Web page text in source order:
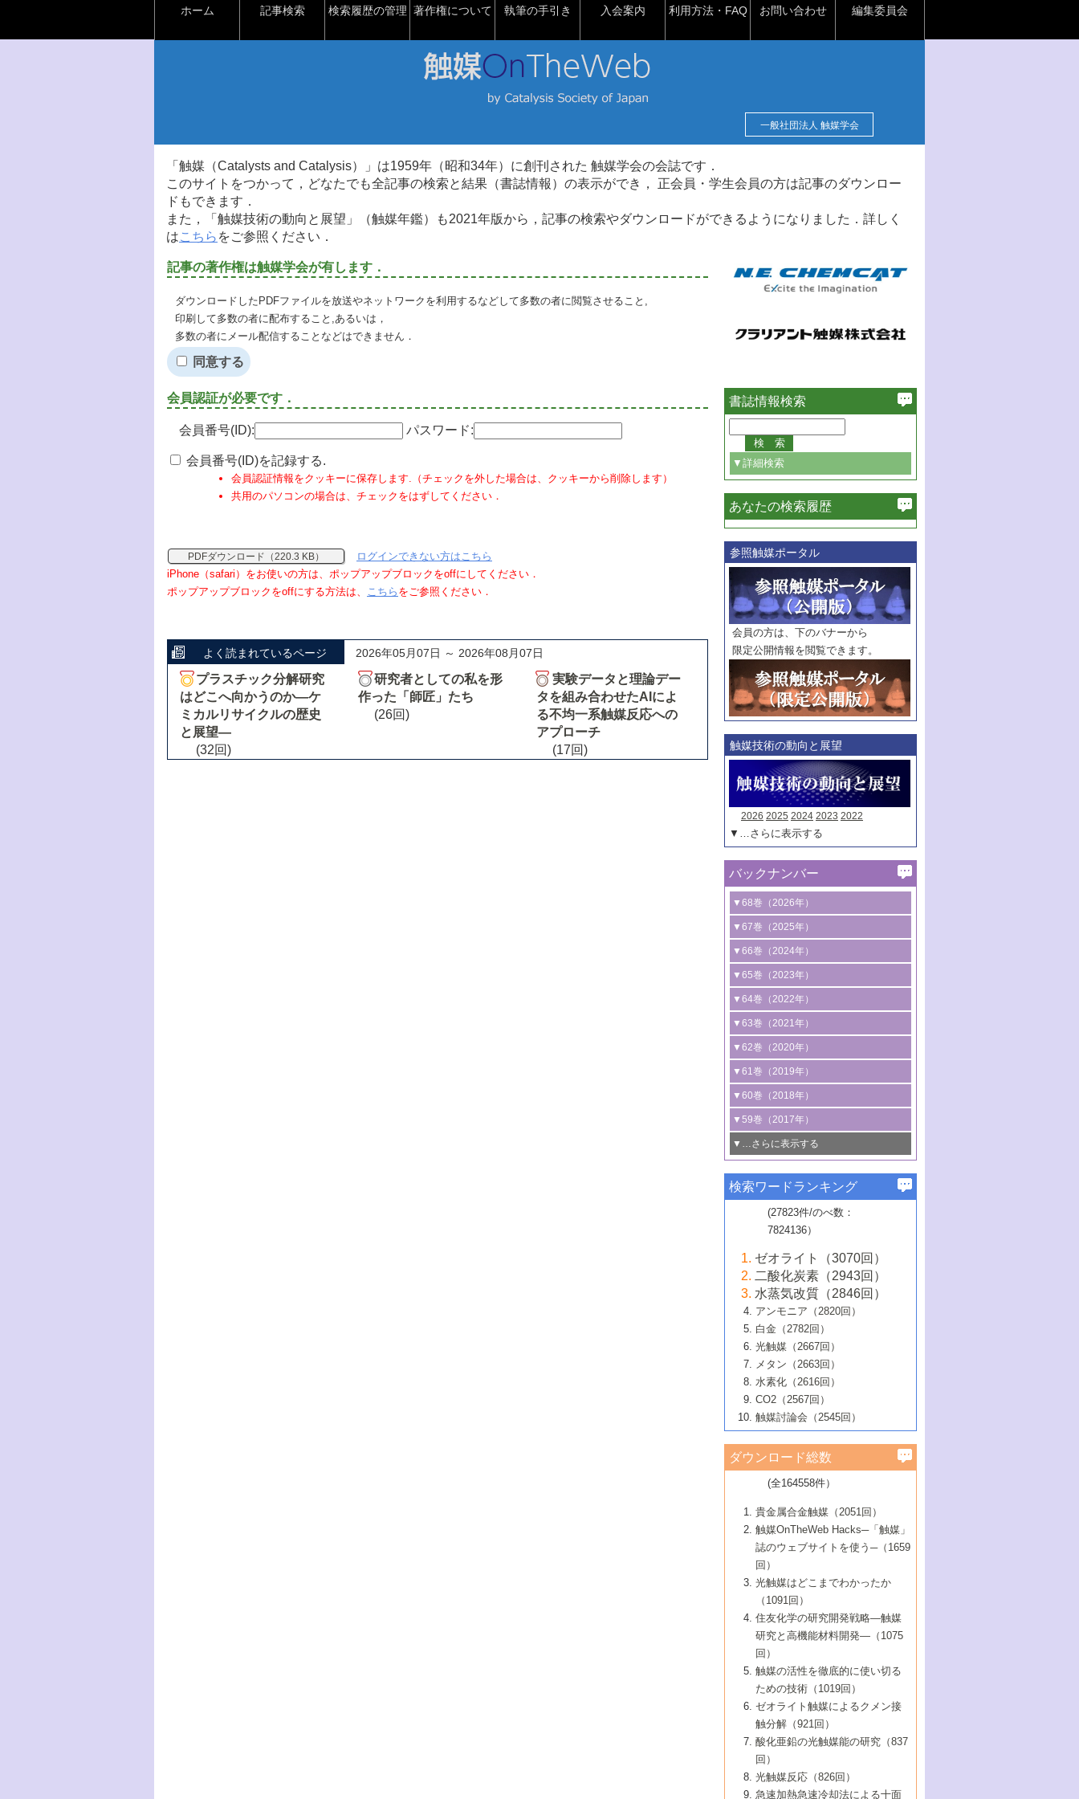
ホーム 記事検索 検索履歴の管理 著作権について 執筆の手引き 入会案内 利用方法・FAQ お問い合わせ 編集委員会
一般社団法人 触媒学会
「触媒（Catalysts and Catalysis）」は1959年（昭和34年）に創刊された 触媒学会の会誌です．
このサイトをつかって，どなたでも全記事の検索と結果（書誌情報）の表示ができ， 正会員・学生会員の方は記事のダウンロー
ドもできます．
また，「触媒技術の動向と展望」（触媒年鑑）も2021年版から，記事の検索やダウンロードができるようになりました．詳しく
はこちら をご参照ください．
記事の著作権は触媒学会が有します．
ダウンロードしたPDFファイルを放送やネットワークを利用するなどして多数の者に閲覧させること,
印刷して多数の者に配布すること,あるいは，
多数の者にメール配信することなどはできません．
同意する
会員認証が必要です．
会員番号(ID): パスワード:
会員番号(ID)を記録する.
会員認証情報をクッキーに保存します.（チェックを外した場合は、クッキーから削除します）
共用のパソコンの場合は、チェックをはずしてください．
PDFダウンロード（220.3 KB）
ログインできない方はこちら
iPhone（safari）をお使いの方は、ポップアップブロックをoffにしてください．
ポップアップブロックをoffにする方法は、 こちら をご参照ください．
よく読まれているページ 2026年05月07日 ～ 2026年08月07日
プラスチック分解研究
はどこへ向かうのか―ケ
ミカルリサイクルの歴史
と展望―
(32回)
研究者としての私を形
作った「師匠」たち
(26回)
実験データと理論デー
タを組み合わせたAIによ
る不均一系触媒反応への
アプローチ
(17回)
書誌情報検索
▼詳細検索
必ず含む
巻・号指定
巻
号
範囲指定
巻
号～
巻
号
触媒年鑑
年度
記事種別
マーク：
マークあり
あなたの検索履歴
参照触媒ポータル
会員の方は、下のバナーから
限定公開情報を閲覧できます。
触媒技術の動向と展望
2026 2025 2024 2023 2022
▼…さらに表示する
バックナンバー
▼68巻（2026年）
1号 過酸化水素合成に関する研究動向
2号 コンピューター技術により加速する
触媒開発
3号 有機分子変換やCO 資源化のための
光触媒に関する最近の研究
B号 第137回触媒討論会（2026年）
▼67巻（2025年）
1号 CO
水素化によるグリーン燃料/グリ
ーンケミカル製造
2号 水素製造のための水分解技術に関す
る最近の研究
3号 オレフィン系樹脂の精密合成に関す
る最新技術
4号 アルコール類の効率的変換を実現す
る非貴金属触媒の研究動向
5号 ゼオライトの合成と応用における研
究動向
6号 ヘテロ接合界面
B号 第135回触媒討論会（2025年）
▼66巻（2024年）
1号 低次元ナノ構造を有する触媒材料
2号 規制反応場を活用した固体触媒研究
の新展開
3号 未踏分子変換を目指した酸化触媒プ
ロセスの最前線
4号 シンクロトロン放射光および中性子
線を利用した触媒解析技術の最先端
5号 単原子触媒
6号 参照触媒委員会からのお知らせ
B号 第133回触媒討論会（2023年）
▼65巻（2023年）
1号 炭素が関わる触媒機能
2号 プラスチックケミカルリサイクルの
ための触媒技術
3号 非酸化物系金属化合物を基盤とした
触媒材料の開発
4号 格子酸素・格子酸素欠陥を利用した
触媒反応
5号 生体触媒によるエネルギー変換反応
6号 窒素とリンの循環のための触媒・機
能性材料
▼64巻（2022年）
1号 合成ガス製造とCOを用いるケミカル
ズ合成の最新動向
2号 化学品合成のための合金触媒開発
3号 CO の排出削減および有効活用のた
めの触媒技術
4号 若手による情報発信企画～とびたて
若き触媒の研究者たち～（1）
若き触媒の研究者たち～（2）
6号 石油のノーブル・ユースを志向した
触媒技術
大学：オンライン・対面開催）
▼63巻（2021年）
1号 金触媒の新展開
2号 ペロブスカイト
3号 特殊反応場を利用した触媒的分子変
換反応
4号 多孔質材料を用いた触媒の新展開
5号 情報学的手法を用いた触媒開発
6号 カーボンニュートラルに向けた電解
技術
B号 第127回触媒討論会（2021年・オン
ライン開催(Zoom)のみ）
▼62巻（2020年）
1号 触媒設計を拓く欠陥構造のキャラク
タリゼーション
2号 機能化学品製造に資するクリーンな
触媒的酸化反応
3号 水処理のための触媒化学
4号 光触媒を用いた水分解の最新の研究
動向
5号 次世代の触媒プロセスを支えるマイ
6号 メタン転換技術の最新動向
B号 第125回触媒討論会（2020年・工学
院大学）
▼61巻（2019年）
1号 物質移動制御に着目した触媒プロセ
ス開発
2号 CO2 フリー水素サプライチェーンに
関わる触媒開発動向
3号 精密高分子合成に関する最近の研究
動向
4号 バイオマス化成品製造のための触媒
5号 固体触媒による含窒素有機化合物変
換の最前線
6号 貴金属使用量低減に向けた自動車排
ガス浄化触媒の開発
B号 第123回触媒討論会（2019年・大阪
▼60巻（2018年）
1号 固体酸触媒の最新の研究動向
2号 二酸化炭素からの有用化学品合成
3号 ナノ粒子・クラスター触媒の最前線
4号 60周年記念企画
5号 進化するゼオライト合成技術
6号 非貴金属系触媒における電気化学的
B号 第121回触媒討論会（2018年・東京
大学）
▼59巻（2017年）
1号 いたるところに，触媒
最先端技術
3号 無機分離膜材料の開発と触媒反応プ
ロセスへの適用
5号 水素のふるまいを解き明かす最先端
研究
6号 低級アルカンの有効利用のための触
媒技術
B号 第119回触媒討論会（2017年・首都
大学東京）
▼…さらに表示する
1号 ユニークな構造の高分子を生み出す触
2号 リグニンからの化成品製造に向けた触
媒技術
3号 触媒研究の最先端～とびたて若き研究
者たち～（1）
4号 触媒研究の最先端～とびたて若き研究
者たち～（2）
5号 触媒研究の最先端～とびたて若き研究
者たち～（3）
6号 イオニクス材料と燃料電池・電解合成
の最新の研究動向
B号 第117回触媒討論会（2016年・大阪府
立大学）
▼57巻（2015年）
1号 水素キャリアにかかわる触媒技術の新
2号 石油精製用触媒の最近の進展
3号 固体酸化物形燃料電池（SOFC）におけ
るアノード触媒上での燃料直接改質技術
4号 コアシェル構造の制御による触媒機能
5号 工業触媒およびその周辺技術の最近の
進歩
6号 ナノシート
B号 第115回触媒討論会（2015年・成蹊大
▼56巻（2014年）
2号 光触媒反応機構に関する最新の研究動
向
開発動向
4号 人工光合成に向けた近年のアプローチ
5号 未利用熱エネルギーの有効活用に貢献
する触媒技術
6号 ポリオキソメタレート
B号 第113回触媒討論会（2014年・ロワジ
ールホテル豊橋）
1号 高耐久性燃料電池システム用触媒にお
ける新展開
2号 リビングラジカル重合の最近の動向
3号 天然ガスの化学工業的展開に関する触
媒技術
4号 貴金属触媒の精密構造制御とその活用
5号 バイオマス化成品製造のための固体触
6号 ナノ空間─吸着状態解析から新機能開拓
B号 第111回触媒討論会（2013年・関西大
▼54巻（2012年）
1号 規則性多孔体の利用技術における最近
の進歩
2号 第109回触媒討論会
3号 貴金属低減技術の最新動向
4号 貴金属代替技術の最新動向
5号 光触媒による物質変換反応の新展開
6号 グラフェン
7号 水素を利用する化成品合成の新潮流
▼53巻（2011年）
1号 金属学から見る合金触媒の新展開
2号 第107回触媒討論会
3号 触媒のその場観察法の進歩（１）
4号 触媒のその場観察法の進歩（２）
5号 不活性結合の触媒的活性化による有機
合成
6号 新しい固体酸触媒技術
7号 ゼオライト合成における最近の進歩
▼52巻（2010年）
1号 触媒の劣化対策と長寿命触媒開発
2号 第105回触媒討論会
3号 ナノ構造が拓く新機能
4号 活性サイトおよびその環境の精密な設
計による触媒の高機能化
5号 触媒を有効に使うための技術
7号 有機分子触媒による精密有機合成
8号 高機能化ポリオレフィンに向けた重合
触媒の最近の進展
1号 炭素材料－熱い注目を集める材料－
2号 第103回触媒討論会
3号 環境浄化用光触媒の現状と課題
4号 水素社会の実現に向けた水素製造・貯
蔵技術の進歩
5号 CO2が関わる触媒・材料
7号 持続可能社会実現のための触媒および
触媒関連技術
▼50巻（2008年）
1号 触媒化学と学会のこの10年，半世紀，
そして未来
2号 第101回触媒討論会
4号 錯体を利用したユニークな表面構造の
構築と機能
5号 若手会員による触媒研究の未来展望1：
企業編
6号 第102回触媒討論会
7号 触媒・化学反応における計算化学の進
8号 若手研究者による触媒研究の未来展望
2：大学・研究所編
▼49巻（2007年）
1号 含フッ素化合物の合成と触媒
2号 第99回触媒討論会
3号 実用的ファインケミカル合成プロセス
を実現する触媒
5号 こんな物質，あんな物質―新たな触媒
の可能性―
7号 『結晶の化学』を活かした触媒研究
8号 イオン液体の応用
▼48巻（2006年）
1号 固体酸触媒の最近の進歩
2号 第97回触媒討論会
3号 リビング重合触媒の最近の展開
5号 水素製造・貯蔵のための触媒技術の新
しい展開
6号 第98回触媒討論会
7号 基礎化学品製造の触媒技術
8号 多機能型リアクター
1号 最近の触媒担体とその効果
2号 第95回触媒討論会
4号 水分解用光触媒材料
5号 時間分解分光の進歩と応用
6号 第96回触媒討論会
8号 超臨界流体を用いた化学プロセスの新
▼46巻（2004年）
1号 部分酸化反応触媒の最前線
2号 第93回触媒討論会
3号 特殊エネルギー場の触媒反応
4号 生体内における金属の触媒作用
5号 ファインケミカルズの展開に寄与する
6号 第94回触媒討論会
7号 サブナノレベルでみた新しい表面現象
8号 オレフィン重合触媒の新たな展
▼45巻（2003年）
1号 なぜこの触媒が良いのか？
2号 第91回触媒討論会
3号 最近の自動車排ガス処理技術
4号 触媒研究の現状と将来─第90回触媒討論
5号 基礎化学品製造の触媒技術
6号 第92回触媒討論会
7号 基礎化学品製造の触媒技術
8号 資源の循環と触媒技術
▼44巻（2002年）
1号 高次制御された触媒の化学
2号 第89回触媒討論会
3号 触媒を利用した電気化学の新展開
4号 ナノ材料の調製と機能化
5号 こんな触媒が欲しい
6号 第90回触媒討論会
7号 触媒研究と学術雑誌/情報
8号 若い世代からみた触媒化学の現状と未
▼43巻（2001年）
1号 グリーンケミストリーと触媒
2号 第87回触媒討論会特集号
3号 生体触媒とバイオプロセス
4号 水素製造・利用の触媒化学
5号 触媒研究における新しい切り口：コン
ビナトリアルケミストリー
6号 第88回触媒討論会特集号
7号 企業における触媒研究のブレークスル
8号 この材料を触媒として使ってみません
▼42巻（2000年）
1号 触媒反応工学の明日を拓く
2号 第85回触媒討論会
3号 反応ダイナミクス
5号 触媒のおもしろさをどのように伝える
6号 第86回触媒討論会
7号 水素化精製触媒の新しい展開
8号 新しい反応性と機能性を目指した金属
クラスタ-化学
▼41巻（1999年）
1号 孔、穴、あな?-特異な空間とその利用-
2号 第83回触媒討論会
3号 均一系触媒反応最前線
4号 実用炭素材料の新展開
5号 研究の方法論を考える
7号 機能性金属材料と触媒
8号 触媒研究へのNMRの応用と展望
▼40巻（1998年）
進展と21世紀への提言/創立40周年記念・触
媒学会この10年の歩みとこれから/創立40周
2号 第81回触媒討論会
3号 計算機触媒化学へのさそい
4号 触媒劣化の制御と予測
5号 最新の実用プロセスと触媒
6号 第82回触媒討論会
1号 均一系と不均一系触媒反応-その特徴と
接点
2号 第79回触媒討論会
3号 最新NO除去触媒の実用化研究
4号 新しい反応場を目指した触媒調製
5号 反応・分離技術の新しい展開
6号 第80回触媒討論会
▼38巻（1996年）
1号 触媒の構造と触媒作用/C1化学を中心と
する21世紀への触媒
3号 オリンピックメダル:金・銀・銅はどん
な触媒作用を示すか
4号 触媒作用における機能の複合化
▼37巻（1995年）
1号 ファインケミカルズと固体触媒
2号 第75回触媒討論会
3号 希土類を利用した触媒
4号 触媒とリサイクル
5号 エネルギー変換触媒
▼36巻（1994年）
1号 電気化学と触媒
2号 第73回触媒討論会
3号 C4化学の展開
4号 《通常号》
▼35巻（1993年）
1号 工業触媒開発マニュアル―探索から工
業化まで
2号 第71回触媒討論会
▼34巻（1992年）
1号 インパクトを与えたこの研究
2号 第69回触媒討論会
▼33巻（1991年）
1号 触媒プロセス開発マニュアル―探索か
▼32巻（1990年）
検索ワードランキング
(27823件/のべ数：
7824136）
ゼオライト（3070回）
二酸化炭素（2943回）
水蒸気改質（2846回）
アンモニア（2820回）
白金（2782回）
光触媒（2667回）
メタン（2663回）
水素化（2616回）
CO2（2567回）
触媒討論会（2545回）
ダウンロード総数
(全164558件）
貴金属合金触媒（2051回）
触媒OnTheWeb Hacks─「触媒」
誌のウェブサイトを使う─（1659
回）
光触媒はどこまでわかったか
（1091回）
住友化学の研究開発戦略―触媒
研究と高機能材料開発―（1075
回）
触媒の活性を徹底的に使い切る
ための技術（1019回）
ゼオライト触媒によるクメン接
触分解（921回）
酸化亜鉛の光触媒能の研究（837
回）
光触媒反応（826回）
急速加熱急速冷却法による十面